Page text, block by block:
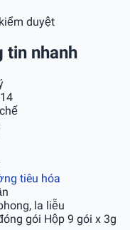
duyệt
tin nhanh
tiêu hóa
la liễu
gói Hộp 9 gói x 3g